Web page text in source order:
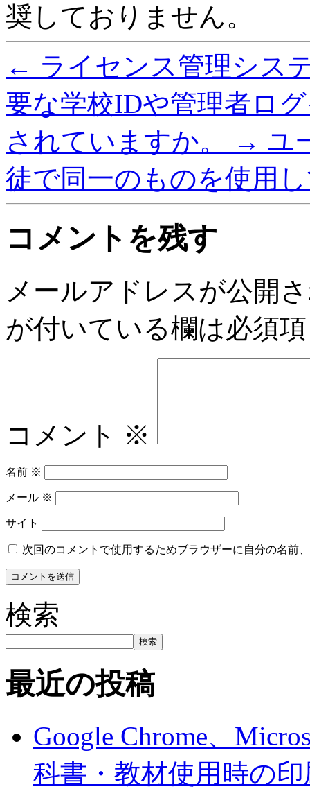
奨しておりません。
← ライセンス管理シス
要な学校IDや管理者ロ
されていますか。
→ ユ
徒で同一のものを使用
コメントを残す
メールアドレスが公開
が付いている欄は必須
コメント ※
名前 ※
メール ※
サイト
次回のコメントで使用するためブラウザーに自分の名前
検索
検索
最近の投稿
Google Chrome、
科書・教材使用時の